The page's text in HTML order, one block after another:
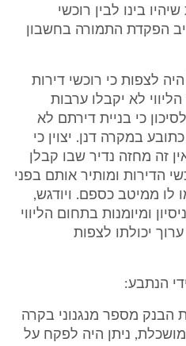
בינו לבין רוכשי
הפקדת התמורה בחשבון
לצפות כי רוכשי דירות
לא יקבלו ערבות
כי בניית דירתם לא
במקרה דנן. יצוין כי
זה מחזה נדיר שבו קבלן
הדירות ומותיר אותם בפני
ממיטב כספם. ויודגש,
ומיומנות בתחום הליווי
יכולתו לצפות
הנתבע:
הבנק מספר מנגנוני בקרה
ניתן היה לפקח על